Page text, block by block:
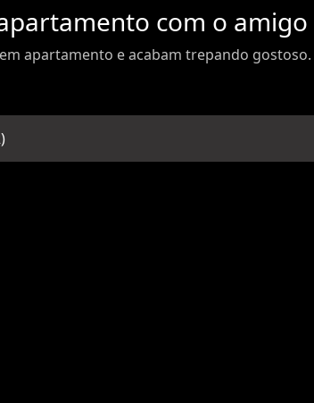
com o amigo
apartamento e acabam trepando gostoso.